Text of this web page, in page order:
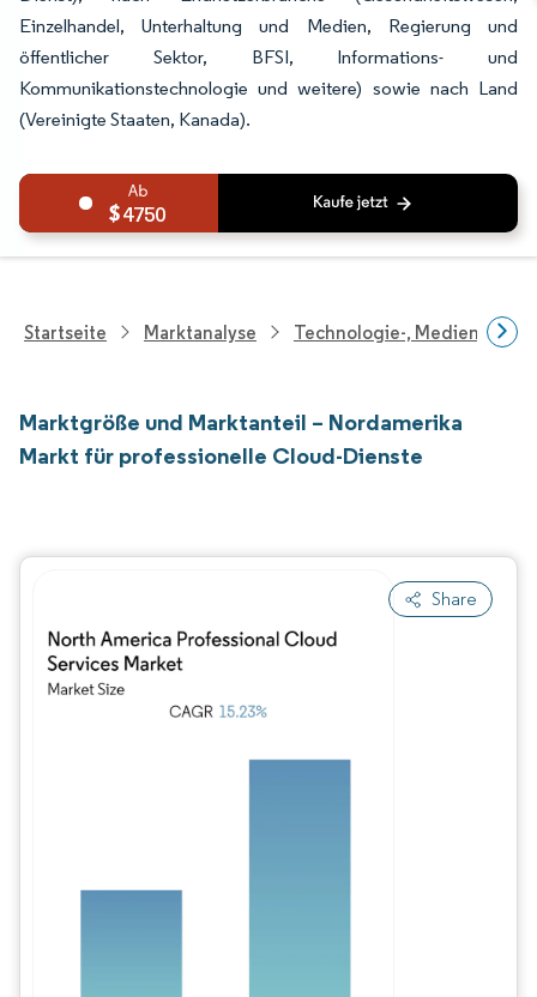
Einzelhandel, Unterhaltung und Medien, Regierung und
öffentlicher Sektor, BFSI, Informations- und
Kommunikationstechnologie und weitere) sowie nach Land
(Vereinigte Staaten, Kanada).
4750
Startseite Marktanalyse Technologie-, Medien- Und
Marktgröße und Marktanteil – Nordamerika
Markt für professionelle Cloud-Dienste
Share